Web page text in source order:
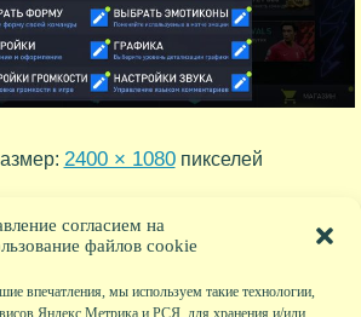
согласием на
файлов cookie
впечатления, мы используем такие технологии,
Яндекс.Метрика и РСЯ, для хранения и/или
2400 × 1080пикселей